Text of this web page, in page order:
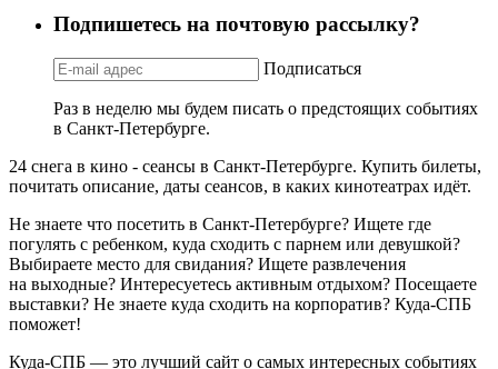
Подпишетесь на почтовую рассылку?
Подписаться
Раз в неделю мы будем писать о предстоящих событиях
в Санкт-Петербурге.
24 снега в кино - сеансы в Санкт-Петербурге. Купить билеты,
почитать описание, даты сеансов, в каких кинотеатрах идёт.
Не знаете что посетить в Санкт-Петербурге? Ищете где
погулять с ребенком, куда сходить с парнем или девушкой?
Выбираете место для свидания? Ищете развлечения
на выходные? Интересуетесь активным отдыхом? Посещаете
выставки? Не знаете куда сходить на корпоратив? Куда-СПБ
поможет!
Куда-СПБ — это лучший сайт о самых интересных событиях